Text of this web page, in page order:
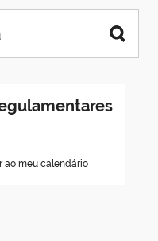
ao meu calendário